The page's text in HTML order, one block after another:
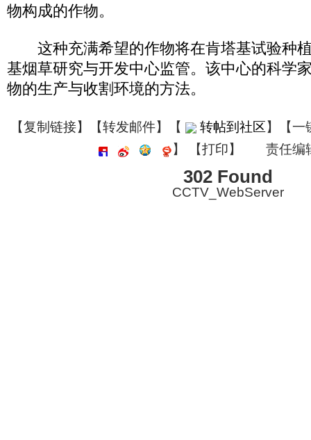
物构成的作物。
这种充满希望的作物将在肯塔基试验种
基烟草研究与开发中心监管。该中心的科学
物的生产与收割环境的方法。
【复制链接】【转发邮件】 【 转帖到社区】【
】
【打印】 责任编
302 Found
CCTV_WebServer